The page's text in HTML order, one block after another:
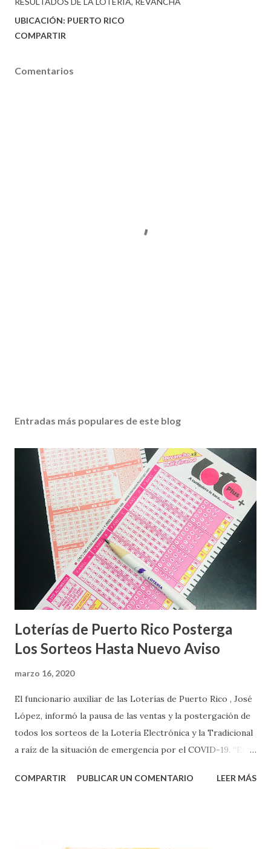
UBICACIÓN: PUERTO RICO
COMPARTIR
Comentarios
Entradas más populares de este blog
Loterías de Puerto Rico Posterga
Los Sorteos Hasta Nuevo Aviso
marzo 16, 2020
El funcionario auxiliar de las Loterías de Puerto Rico , José
López, informó la pausa de las ventas y la postergación de
todos los sorteos de la Lotería Electrónica y la Tradicional
a raíz de la situación de emergencia por el COVID-19. “En
proteger la salud de nuestros empleados, vendedores y
COMPARTIR PUBLICAR UN COMENTARIO LEER MÁS